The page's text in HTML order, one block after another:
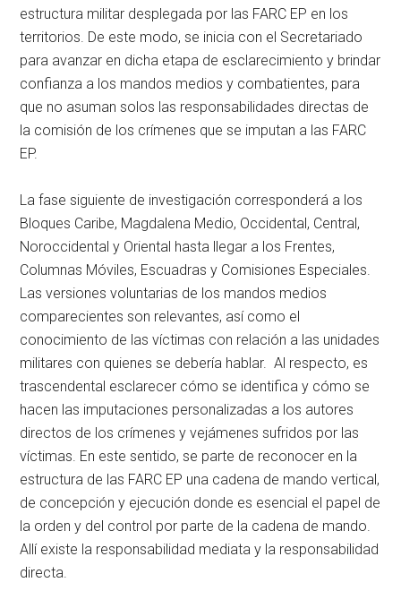
estructura militar desplegada por las FARC EP en los
territorios. De este modo, se inicia con el Secretariado
para avanzar en dicha etapa de esclarecimiento y brindar
confianza a los mandos medios y combatientes, para
que no asuman solos las responsabilidades directas de
la comisión de los crímenes que se imputan a las FARC
EP.
La fase siguiente de investigación corresponderá a los
Bloques Caribe, Magdalena Medio, Occidental, Central,
Noroccidental y Oriental hasta llegar a los Frentes,
Columnas Móviles, Escuadras y Comisiones Especiales.
Las versiones voluntarias de los mandos medios
comparecientes son relevantes, así como el
conocimiento de las víctimas con relación a las unidades
militares con quienes se debería hablar. Al respecto, es
trascendental esclarecer cómo se identifica y cómo se
hacen las imputaciones personalizadas a los autores
directos de los crímenes y vejámenes sufridos por las
víctimas. En este sentido, se parte de reconocer en la
estructura de las FARC EP una cadena de mando vertical,
de concepción y ejecución donde es esencial el papel de
la orden y del control por parte de la cadena de mando.
Allí existe la responsabilidad mediata y la responsabilidad
directa.